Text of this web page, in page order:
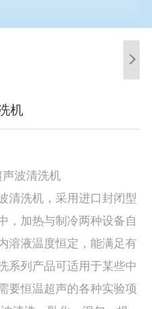
机
声波清洗机
清洗机，采用进口封闭型
，加热与制冷两种设备自
溶液温度恒定，能满足有
系列产品可适用于某些中
要恒温超声的各种实验项